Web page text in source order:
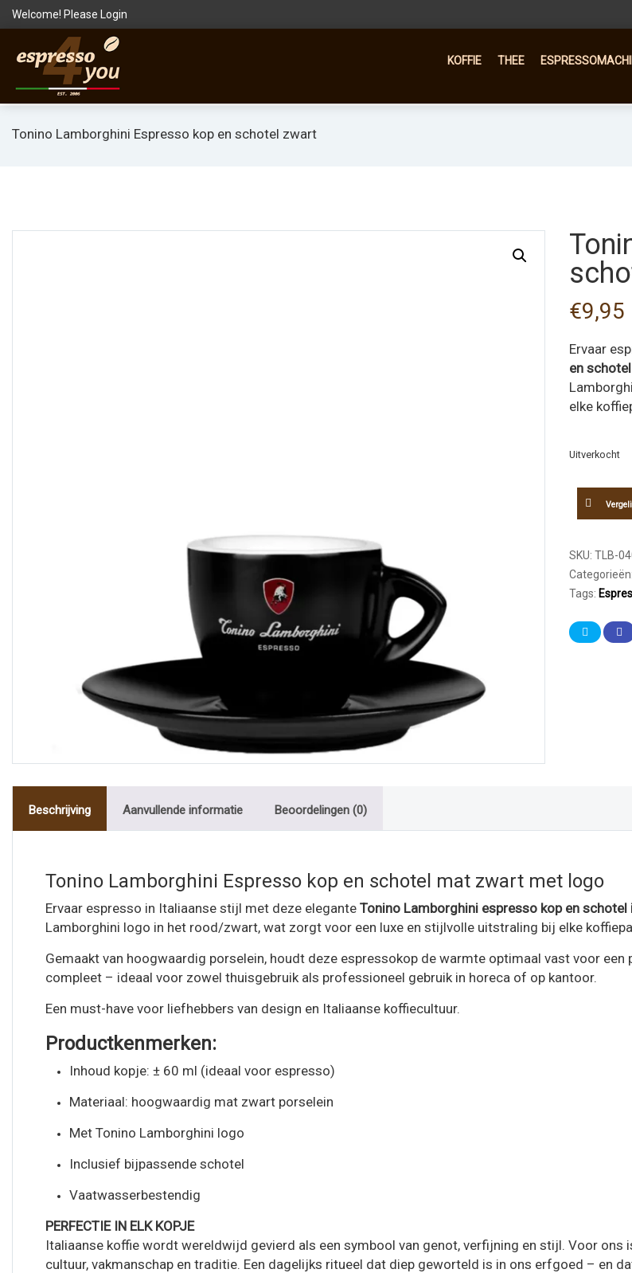
Welcome! Please Login
KOFFIE THEE
Tonino Lamborghini Espresso kop en schotel zwart
€9,95
Ervaar
en
elke
Uitverkocht
SKU: TLB-
Categorieën:
Tags:
Beschrijving Aanvullende informatie Beoordelingen (0)
Tonino Lamborghini Espresso kop en schotel mat zwart met logo
Ervaar espresso in Italiaanse stijl met deze elegante Tonino Lamborghini espresso kop en
Lamborghini logo in het rood/zwart, wat zorgt voor een luxe en stijlvolle uitstraling bij elke
Gemaakt van hoogwaardig porselein, houdt deze espressokop de warmte optimaal vast voor
compleet – ideaal voor zowel thuisgebruik als professioneel gebruik in horeca of op kantoor.
Een must-have voor liefhebbers van design en Italiaanse koffiecultuur.
Productkenmerken:
Inhoud kopje: ± 60 ml (ideaal voor espresso)
Materiaal: hoogwaardig mat zwart porselein
Met Tonino Lamborghini logo
Inclusief bijpassende schotel
Vaatwasserbestendig
PERFECTIE IN ELK KOPJE
Italiaanse koffie wordt wereldwijd gevierd als een symbool van genot, verfijning en stijl. Voor ons
cultuur, vakmanschap en traditie. Een dagelijks ritueel dat diep geworteld is in ons erfgoed – en